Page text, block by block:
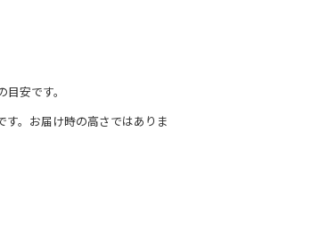
安です。
。お届け時の高さではありま